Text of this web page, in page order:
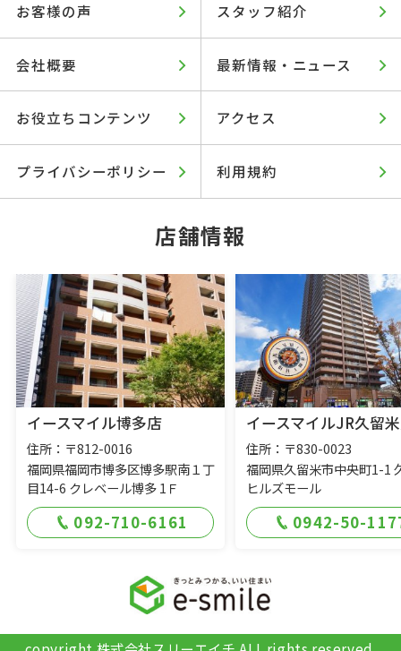
お客様の声 スタッフ紹介
会社概要 最新情報・ニュース
お役立ちコンテンツ アクセス
プライバシーポリシー 利用規約
店舗情報
イースマイル博多店
住所：〒812-0016
福岡県福岡市博多区博多駅南１丁
目14-6 クレベール博多 1Ｆ
092-710-6161
イースマイルJR久留
住所：〒830-0023
福岡県久留米市中央町1-1
ヒルズモール
0942-50-